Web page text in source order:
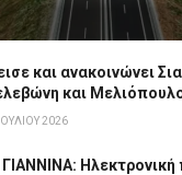
και ανακοινώνει
και
2026
ΓΙΑΝΝΙΝΑ: